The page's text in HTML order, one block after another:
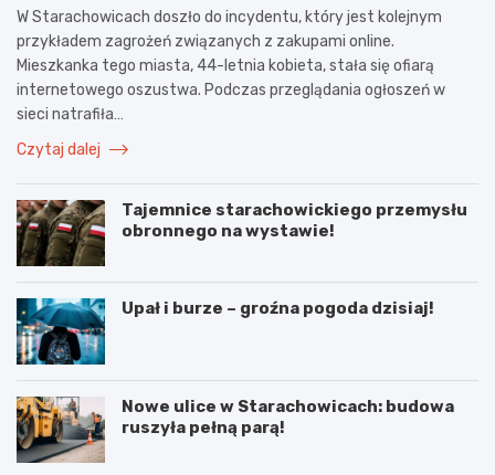
W Starachowicach doszło do incydentu, który jest kolejnym
przykładem zagrożeń związanych z zakupami online.
Mieszkanka tego miasta, 44-letnia kobieta, stała się ofiarą
internetowego oszustwa. Podczas przeglądania ogłoszeń w
sieci natrafiła…
Czytaj dalej
Tajemnice starachowickiego przemysłu
obronnego na wystawie!
Upał i burze – groźna pogoda dzisiaj!
Nowe ulice w Starachowicach: budowa
ruszyła pełną parą!